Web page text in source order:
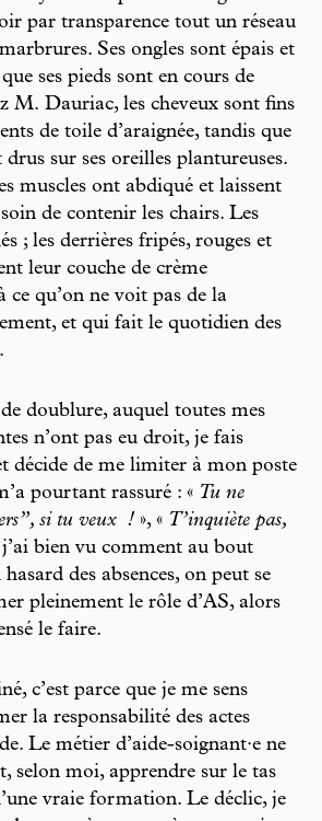
par transparence tout un réseau
Ses ongles sont épais et
ses pieds sont en cours de
M. Dauriac, les cheveux sont fins
de toile d’araignée, tandis que
drus sur ses oreilles plantureuses.
muscles ont abdiqué et laissent
de contenir les chairs. Les
; les derrières fripés, rouges et
leur couche de crème
ce qu’on ne voit pas de la
et qui fait le quotidien des
doublure, auquel toutes mes
n’ont pas eu droit, je fais
décide de me limiter à mon poste
pourtant rassuré : « Tu ne
si tu veux ! », « T’inquiète pas,
bien vu comment au bout
des absences, on peut se
pleinement le rôle d’AS, alors
le faire.
c’est parce que je me sens
la responsabilité des actes
Le métier d’aide-soignant·e ne
selon moi, apprendre sur le tas
vraie formation. Le déclic, je